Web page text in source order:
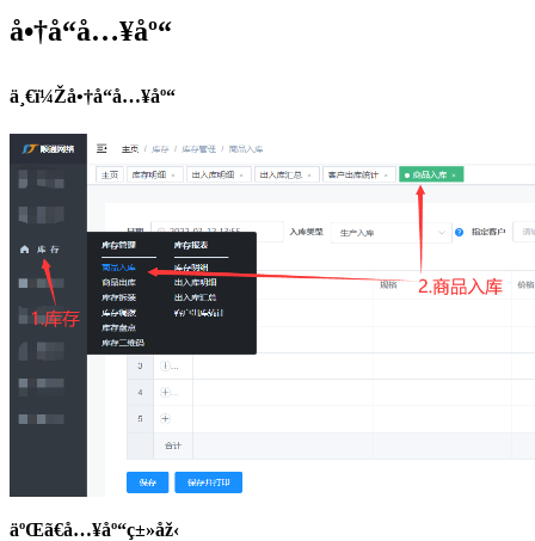
å•†å“å…¥åº“
ä¸€ï¼Žå•†å“å…¥åº“
äºŒã€å…¥åº“ç±»åž‹